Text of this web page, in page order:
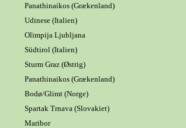
Panathinaikos (Grækenland)
Udinese (Italien)
Olimpija Ljubljana
Südtirol (Italien)
Sturm Graz (Østrig)
Panathinaikos (Grækenland)
Bodø/Glimt (Norge)
Spartak Trnava (Slovakiet)
Maribor